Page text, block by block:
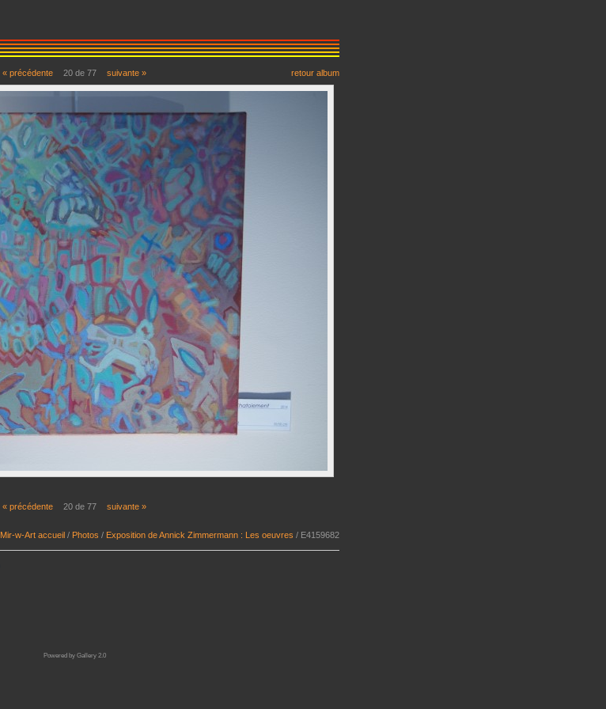
« précédente 20 de 77 suivante » retour album
« précédente 20 de 77 suivante »
Mir-w-Art accueil / Photos / Exposition de Annick Zimmermann : Les oeuvres / E4159682
Powered by Gallery 2.0